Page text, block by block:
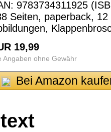
9783734311925
Seiten, paperback,
19,99
Angaben ohne Gewähr
Bei Amazon